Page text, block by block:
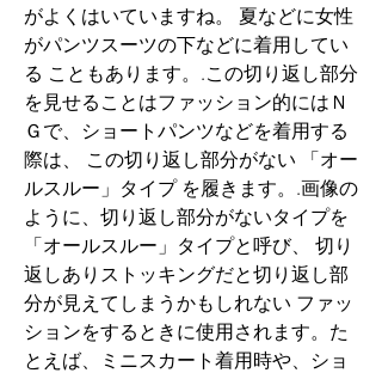
がよくはいていますね。 夏などに女性
がパンツスーツの下などに着用してい
る こともあります。.この切り返し部分
を見せることはファッション的にはＮ
Ｇで、ショートパンツなどを着用する
際は、 この切り返し部分がない 「オー
ルスルー」タイプ を履きます。.画像の
ように、切り返し部分がないタイプを
「オールスルー」タイプと呼び、 切り
返しありストッキングだと切り返し部
分が見えてしまうかもしれない ファッ
ションをするときに使用されます。た
とえば、ミニスカート着用時や、ショ